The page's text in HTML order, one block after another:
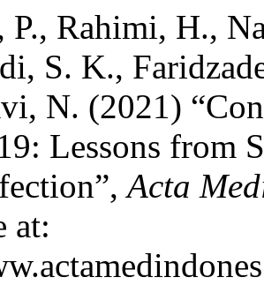
P., Rahimi, H.,
S. K.,
N. (2021)
Lessons from
Acta
at: